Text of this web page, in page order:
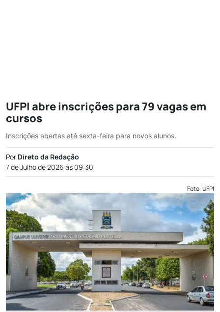
UFPI abre inscrições para 79 vagas em
cursos
Inscrições abertas até sexta-feira para novos alunos.
Por Direto da Redação
7 de Julho de 2026 às 09:30
Foto: UFPI